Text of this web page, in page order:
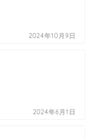
2024年10月9日
2024年6月1日